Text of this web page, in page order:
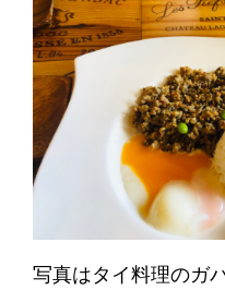
写真はタイ料理のガ